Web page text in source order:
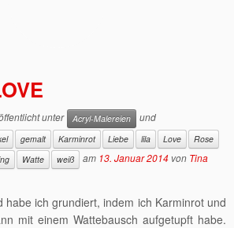
unter Acryl-Malereien
und
gemalt Karminrot Liebe lila Love
Rose
Watte weiß am 13. Januar 2014 von Tina
habe ich grundiert, indem ich Karminrot und
mit einem Wattebausch aufgetupft habe.